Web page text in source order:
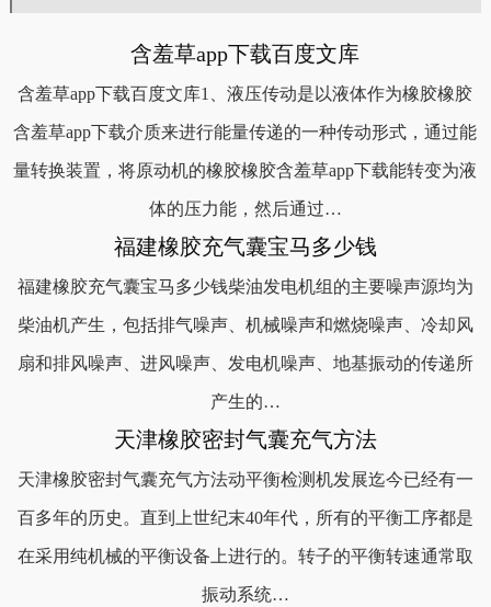
含羞草app下载百度文库
含羞草app下载百度文库1、液压传动是以液体作为橡胶橡胶
含羞草app下载介质来进行能量传递的一种传动形式，通过能
量转换装置，将原动机的橡胶橡胶含羞草app下载能转变为液
体的压力能，然后通过…
福建橡胶充气囊宝马多少钱
福建橡胶充气囊宝马多少钱柴油发电机组的主要噪声源均为
柴油机产生，包括排气噪声、机械噪声和燃烧噪声、冷却风
扇和排风噪声、进风噪声、发电机噪声、地基振动的传递所
产生的…
天津橡胶密封气囊充气方法
天津橡胶密封气囊充气方法动平衡检测机发展迄今已经有一
百多年的历史。直到上世纪末40年代，所有的平衡工序都是
在采用纯机械的平衡设备上进行的。转子的平衡转速通常取
振动系统…